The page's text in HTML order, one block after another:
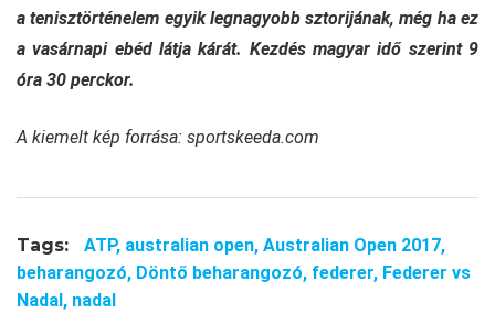
a tenisztörténelem egyik legnagyobb sztorijának, még ha ez
a vasárnapi ebéd látja kárát. Kezdés magyar idő szerint 9
óra 30 perckor.
A kiemelt kép forrása: sportskeeda.com
Tags: ATP, australian open, Australian Open 2017,
beharangozó, Döntő beharangozó, federer, Federer vs
Nadal, nadal